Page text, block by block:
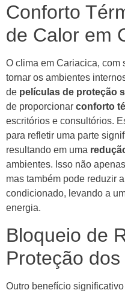
Conforto
de Calor em
O clima em Cariacica, com
tornar os ambientes
de películas de proteção
de proporcionar conforto
escritórios e consultórios.
para refletir uma parte
resultando em uma
ambientes. Isso não
mas também pode reduzir
condicionado, levando a
energia.
Bloqueio de
Proteção
Outro benefício